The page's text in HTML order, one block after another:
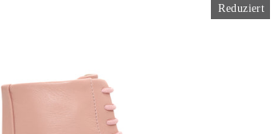
Reduziert